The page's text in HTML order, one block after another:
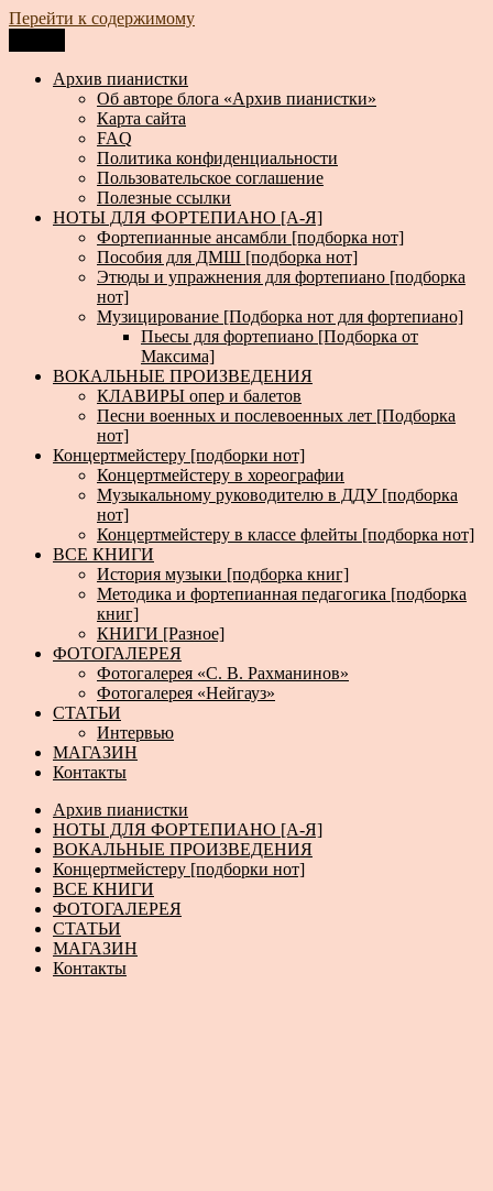
Перейти к содержимому
Архив пианистки
Всё для пианистов: ноты, книги, музыка, статьи…
Архив пианистки
Об авторе блога «Архив пианистки»
Карта сайта
FAQ
Политика конфиденциальности
Пользовательское соглашение
Полезные ссылки
НОТЫ ДЛЯ ФОРТЕПИАНО [А-Я]
Фортепианные ансамбли [подборка нот]
Пособия для ДМШ [подборка нот]
Этюды и упражнения для фортепиано [подборка
нот]
Музицирование [Подборка нот для фортепиано]
Пьесы для фортепиано [Подборка от
Максима]
ВОКАЛЬНЫЕ ПРОИЗВЕДЕНИЯ
КЛАВИРЫ опер и балетов
Песни военных и послевоенных лет [Подборка
нот]
Концертмейстеру [подборки нот]
Концертмейстеру в хореографии
Музыкальному руководителю в ДДУ [подборка
нот]
Концертмейстеру в классе флейты [подборка нот]
ВСЕ КНИГИ
История музыки [подборка книг]
Методика и фортепианная педагогика [подборка
книг]
КНИГИ [Разное]
ФОТОГАЛЕРЕЯ
Фотогалерея «С. В. Рахманинов»
Фотогалерея «Нейгауз»
СТАТЬИ
Интервью
МАГАЗИН
Контакты
Архив пианистки
НОТЫ ДЛЯ ФОРТЕПИАНО [А-Я]
ВОКАЛЬНЫЕ ПРОИЗВЕДЕНИЯ
Концертмейстеру [подборки нот]
ВСЕ КНИГИ
ФОТОГАЛЕРЕЯ
СТАТЬИ
МАГАЗИН
Контакты